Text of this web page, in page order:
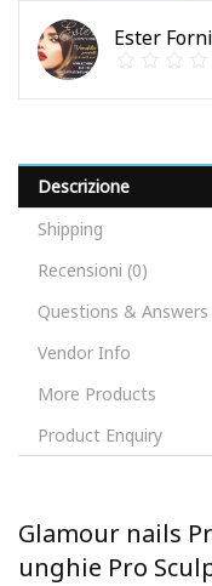
Ester
Descrizione
Shipping
Recensioni (0)
Questions & Answers
Vendor Info
More Products
Product Enquiry
Glamour nails
unghie Pro